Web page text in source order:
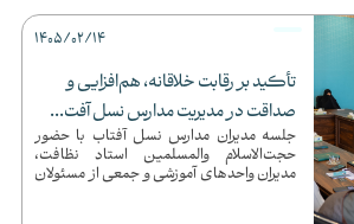
تأکید بر رقابت خلاقانه، هم‌افزایی و
صداقت در مدیریت مدارس نسل آفت...
جلسه مدیران مدارس نسل آفتاب با حضور
حجت‌الاسلام والمسلمین استاد نظافت،
مدیران واحدهای آموزشی و جمعی از مسئولان
1405/02/14